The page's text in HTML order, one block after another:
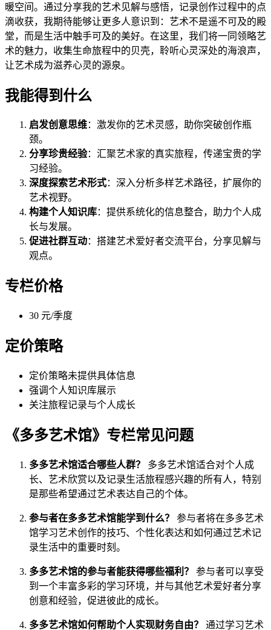
暖空间。通过分享我的艺术见解与感悟，记录创作过程中的点
滴收获，我期待能够让更多人意识到：艺术不是遥不可及的殿
堂，而是生活中触手可及的美好。在这里，我们将一同领略艺
术的魅力，收集生命旅程中的贝壳，聆听心灵深处的海浪声，
让艺术成为滋养心灵的源泉。
我能得到什么
启发创意思维：激发你的艺术灵感，助你突破创作瓶
颈。
分享珍贵经验：汇聚艺术家的真实旅程，传递宝贵的学
习经验。
深度探索艺术形式：深入分析多样艺术路径，扩展你的
艺术视野。
构建个人知识库：提供系统化的信息整合，助力个人成
长与发展。
促进社群互动：搭建艺术爱好者交流平台，分享见解与
观点。
专栏价格
30 元/季度
定价策略
定价策略未提供具体信息
强调个人知识库展示
关注旅程记录与个人成长
《多多艺术馆》专栏常见问题
多多艺术馆适合哪些人群？
多多艺术馆适合对个人成
长、艺术欣赏以及记录生活旅程感兴趣的所有人，特别
是那些希望通过艺术表达自己的个体。
参与者在多多艺术馆能学到什么？
参与者将在多多艺术
馆学习艺术创作的技巧、个性化表达和如何通过艺术记
录生活中的重要时刻。
多多艺术馆的参与者能获得哪些福利？
参与者可以享受
到一个丰富多彩的学习环境，并与其他艺术爱好者分享
创意和经验，促进彼此的成长。
多多艺术馆如何帮助个人实现财务自由？ 通过学习艺术